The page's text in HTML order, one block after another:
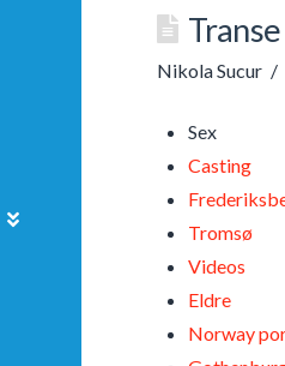
Nikola Sucur
Sex
Casting
Tromsø
Videos
Eldre
Norway